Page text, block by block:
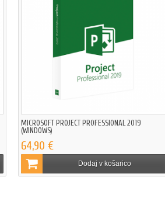
MICROSOFT PROJECT PROFESSIONAL 2019
(WINDOWS)
64,90 €
Dodaj v košarico